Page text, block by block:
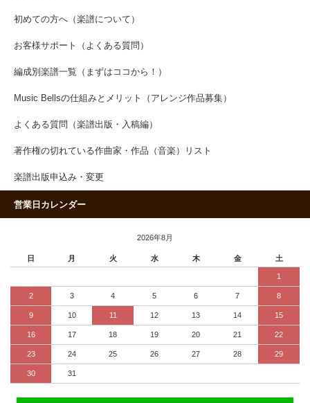
初めての方へ（楽譜について）
お客様サポート（よくある質問）
編成別楽譜一覧（まずはココから！）
Music Bellsの仕組みとメリット（アレンジ作品募集）
よくある質問（楽譜出版・入稿編）
著作権の切れている作曲家・作品（音楽）リスト
楽譜出版申込み・変更
営業日カレンダー
2026年8月
日 月 火 水 木 金 土
1
2 3 4 5 6 7 8
9 10 11 12 13 14 15
16 17 18 19 20 21 22
23 24 25 26 27 28 29
30 31